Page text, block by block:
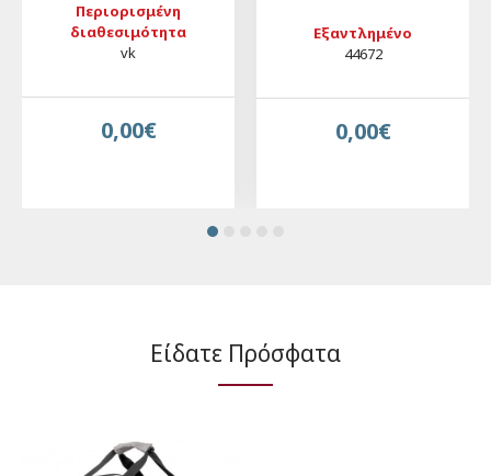
Περιορισμένη
διαθεσιμότητα
vk
0,00€
Εξαντλημένο
44672
0,00€
Είδατε Πρόσφατα